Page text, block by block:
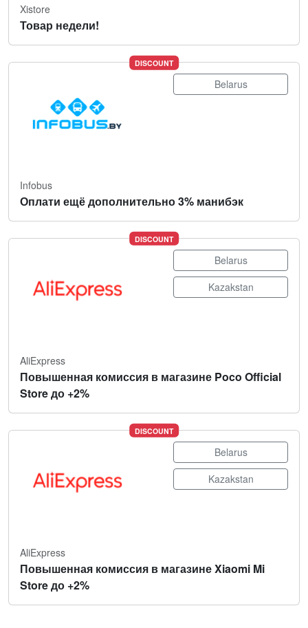
Xistore
Товар недели!
DISCOUNT
Belarus
Infobus
Оплати ещё дополнительно 3% манибэк
DISCOUNT
Belarus
Kazakstan
AliExpress
Повышенная комиссия в магазине Poco Official
Store до +2%
DISCOUNT
Belarus
Kazakstan
AliExpress
Повышенная комиссия в магазине Xiaomi Mi
Store до +2%